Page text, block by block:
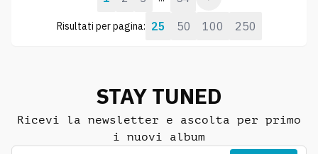
Risultati per pagina: 25 50 100 250
STAY TUNED
Ricevi la newsletter e ascolta per primo
i nuovi album